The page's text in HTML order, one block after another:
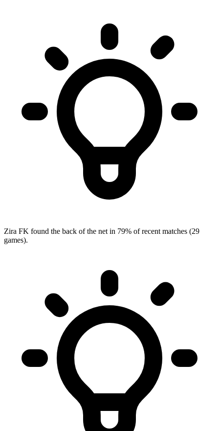
Zira FK found the back of the net in 79% of recent matches (29
games).